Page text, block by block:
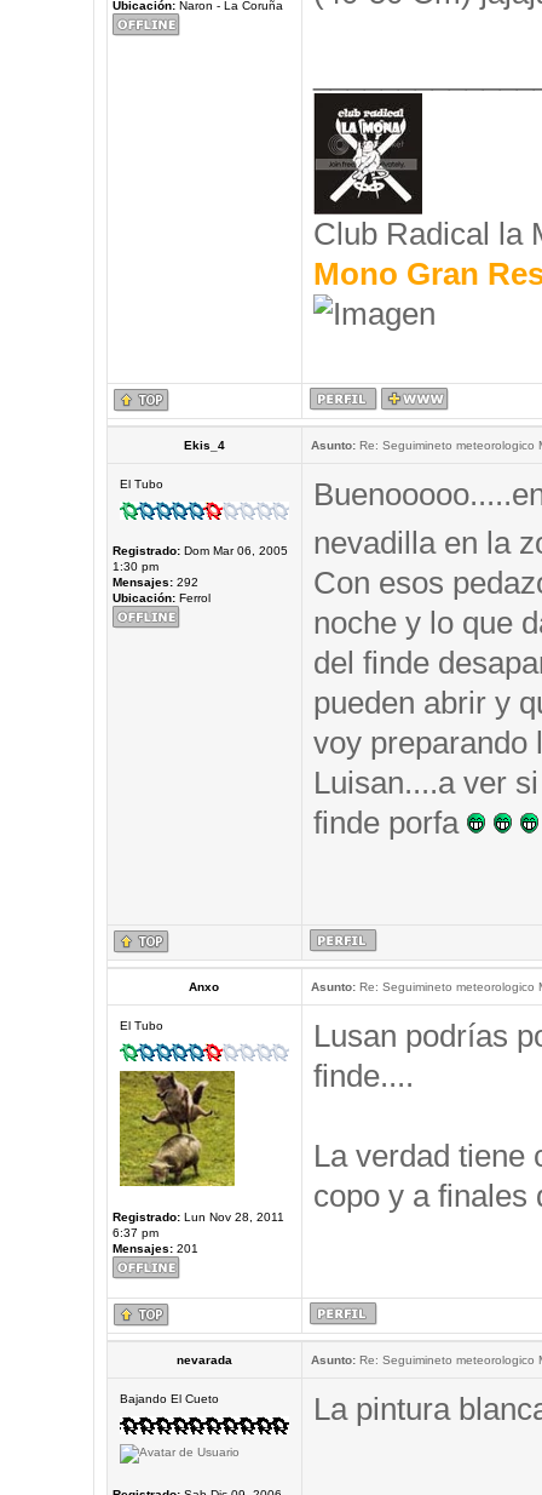
Ubicación:Naron - La Coruña
Club Radical la
Mono Gran
Ekis_4 Asunto:Re: Seguimineto meteorologico
El Tubo
Registrado:Dom Mar 06, 2005
1:30 pm
Mensajes:292
Ubicación:Ferrol
nevadilla en la
Con esos
noche y lo que
del finde
pueden abrir y
voy
Luisan....a ver
finde porfa
Anxo Asunto:Re: Seguimineto meteorologico
El Tubo
Registrado:Lun Nov 28, 2011
6:37 pm
Mensajes:201
Lusan podrías
finde....
La verdad tiene
copo y a finales
nevarada Asunto:Re: Seguimineto meteorologico
Bajando El Cueto La pintura